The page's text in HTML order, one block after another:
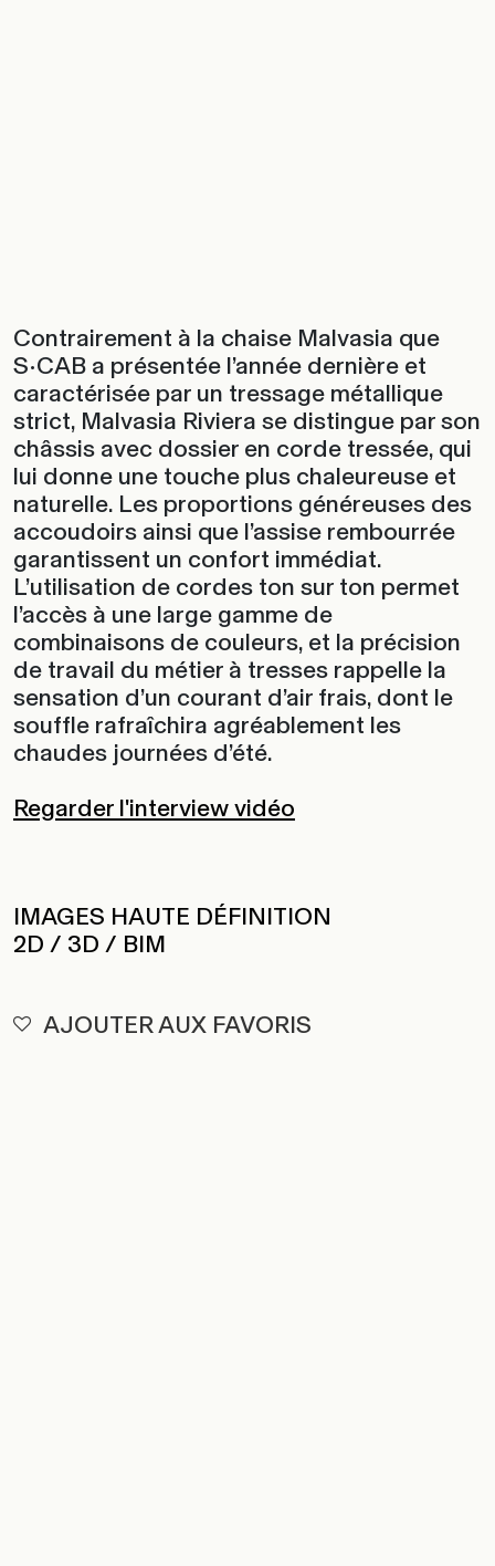
Contrairement à la chaise Malvasia que
S•CAB a présentée l’année dernière et
caractérisée par un tressage métallique
strict, Malvasia Riviera se distingue par son
châssis avec dossier en corde tressée, qui
lui donne une touche plus chaleureuse et
naturelle. Les proportions généreuses des
accoudoirs ainsi que l’assise rembourrée
garantissent un confort immédiat.
L’utilisation de cordes ton sur ton permet
l’accès à une large gamme de
combinaisons de couleurs, et la précision
de travail du métier à tresses rappelle la
sensation d’un courant d’air frais, dont le
souffle rafraîchira agréablement les
chaudes journées d’été.
Regarder l'interview vidéo
IMAGES HAUTE DÉFINITION
2D / 3D / BIM
AJOUTER AUX FAVORIS